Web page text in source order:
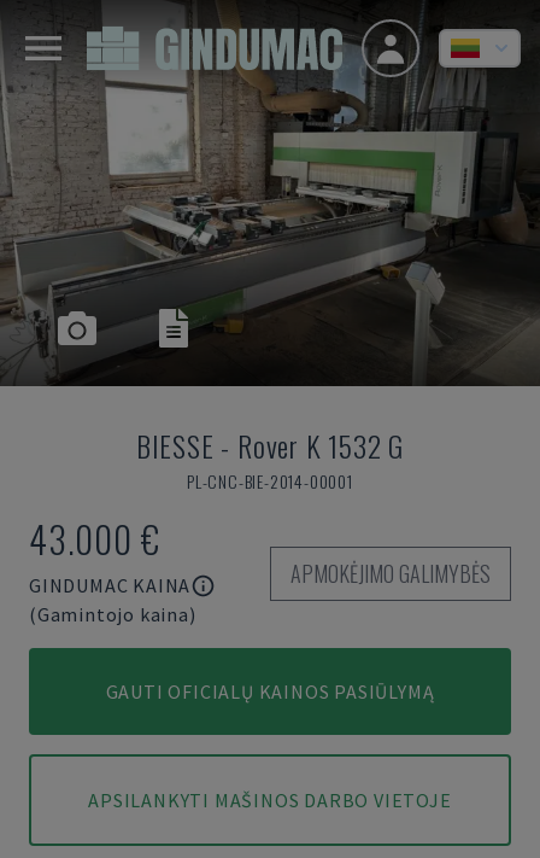
BIESSE - Rover K 1532 G
PL-CNC-BIE-2014-00001
43.000 €
GINDUMAC KAINA
(Gamintojo kaina)
APMOKĖJIMO GALIMYBĖS
GAUTI OFICIALŲ KAINOS PASIŪLYMĄ
APSILANKYTI MAŠINOS DARBO VIETOJE